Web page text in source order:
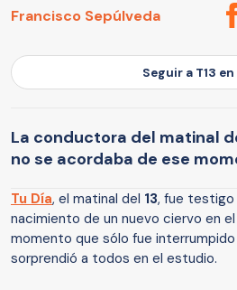
Francisco Sepúlveda
Seguir a T13 en
La conductora del matinal
no se acordaba de ese
Tu Día, el matinal del 13, fue
nacimiento de un nuevo ciervo en el
momento que sólo fue
sorprendió a todos en el estudio.